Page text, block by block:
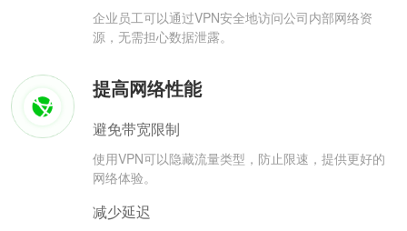
企业员工可以通过VPN安全地访问公司内部网络资
源，无需担心数据泄露。
提高网络性能
避免带宽限制
使用VPN可以隐藏流量类型，防止限速，提供更好的
网络体验。
减少延迟